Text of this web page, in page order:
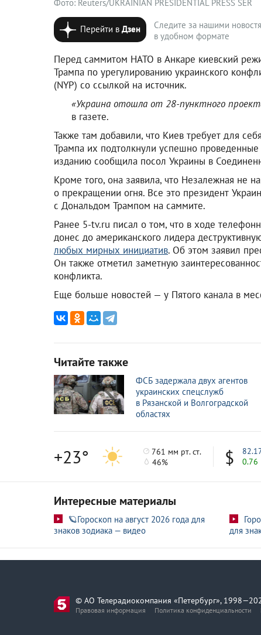
Фото: Reuters/UKRAINIAN PRESIDENTIAL PRESS SER
Перейти вДзен
Следите за нашими
в удобном формате
Перед саммитом НАТО в Анкаре киевский
Трампа по урегулированию украинского
(NYP) со ссылкой на источник.
«Украина отошла от 28-пунктного
в газете.
Также там добавили, что Киев требует для
Трампа их подтолкнули успешно
изданию сообщила посол Украины в
Кроме того, она заявила, что Незалежная не
о прекращении огня. Все это президент
с Дональдом Трампом на саммите.
Ранее 5-tv.ru писал о том, что в ходе
донес до американского лидера
любых мирных инициатив. Об этом заявил
Он также отметил заметную
конфликта.
Еще больше новостей — у Пятого канала в
Читайте также
ФСБ задержала двух агентов
украинских спецслужб
в Рязанской и Волгоградской
областях
+23°
761 мм рт. ст.
46%
0.76
Интересные материалы
🪐Гороскоп на август 2026 года для
знаков зодиака — видео
для
© АО Телерадиокомпания «Петербург»,
Правовая информация Политика конфиденциальности